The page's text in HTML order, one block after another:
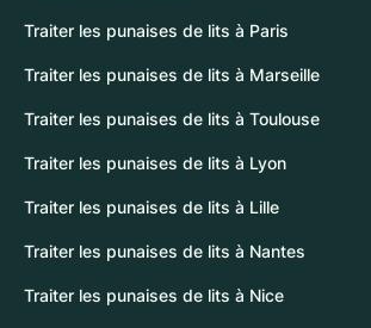
Traiter les punaises de lits à Paris
Traiter les punaises de lits à Marseille
Traiter les punaises de lits à Toulouse
Traiter les punaises de lits à Lyon
Traiter les punaises de lits à Lille
Traiter les punaises de lits à Nantes
Traiter les punaises de lits à Nice